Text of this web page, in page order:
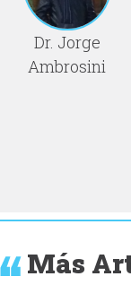
Dr. Jorge
Ambrosini
Más